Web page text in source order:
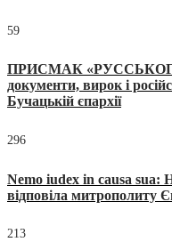
59
ПРИСМАК «РУССЬКОГО
документи, вирок і
Бучацькій єпархії
296
Nemo iudex in causa sua:
відповіла митрополиту
213